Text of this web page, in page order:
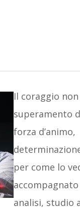
Il coraggio
superamento
forza d’animo,
per come lo
analisi, studio